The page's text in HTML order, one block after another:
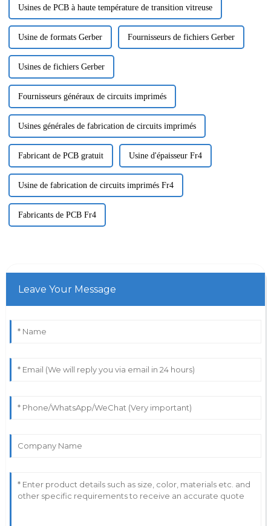
Usines de PCB à haute température de transition vitreuse
Usine de formats Gerber Fournisseurs de fichiers Gerber
Usines de fichiers Gerber
Fournisseurs généraux de circuits imprimés
Usines générales de fabrication de circuits imprimés
Fabricant de PCB gratuit Usine d'épaisseur Fr4
Usine de fabrication de circuits imprimés Fr4
Fabricants de PCB Fr4
Leave Your Message